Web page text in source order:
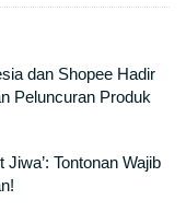
dan Shopee Hadir
Peluncuran Produk
Tontonan Wajib